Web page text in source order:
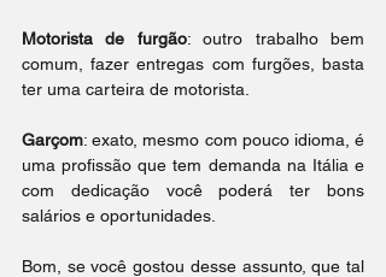
Motorista de furgão: outro trabalho bem
comum, fazer entregas com furgões, basta
ter uma carteira de motorista.
Garçom: exato, mesmo com pouco idioma, é
uma profissão que tem demanda na Itália e
com dedicação você poderá ter bons
salários e oportunidades.
Bom, se você gostou desse assunto, que tal